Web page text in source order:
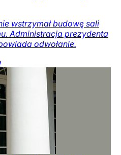
wstrzymał budowę sali
Administracja prezydenta
odwołanie.